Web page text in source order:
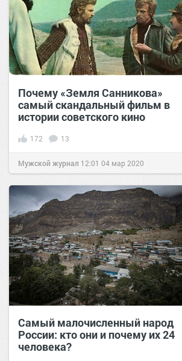
Почему «Земля Санникова»
самый скандальный фильм в
истории советского кино
172 13
Мужской журнал 12:01 04 мар 2020
Самый малочисленный народ
России: кто они и почему их 24
человека?